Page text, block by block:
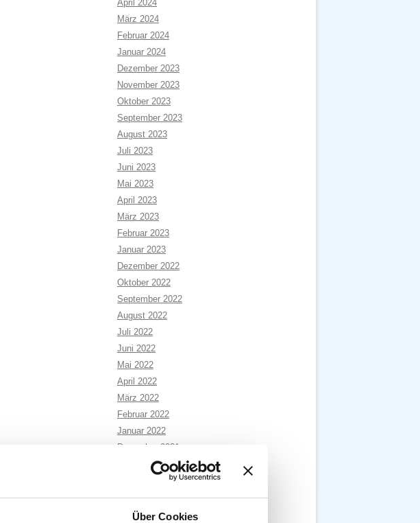
Über Cookies
April 2024
März 2024
Februar 2024
Januar 2024
Dezember 2023
November 2023
Oktober 2023
September 2023
August 2023
Juli 2023
Juni 2023
Mai 2023
April 2023
März 2023
Februar 2023
Januar 2023
Dezember 2022
Oktober 2022
September 2022
August 2022
Juli 2022
Juni 2022
Mai 2022
April 2022
März 2022
Februar 2022
Januar 2022
Dezember 2021
November 2021
Oktober 2021
September 2021
August 2021